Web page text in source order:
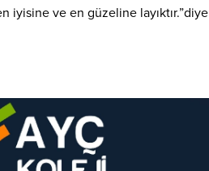
iyisine ve en güzeline layıktır.”diye